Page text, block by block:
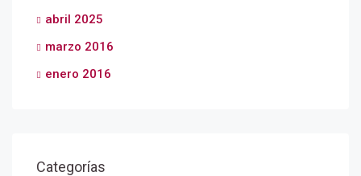
abril 2025
marzo 2016
enero 2016
Categorías